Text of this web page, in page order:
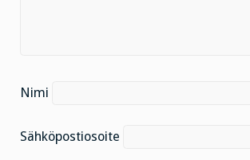
Nimi
Sähköpostiosoite